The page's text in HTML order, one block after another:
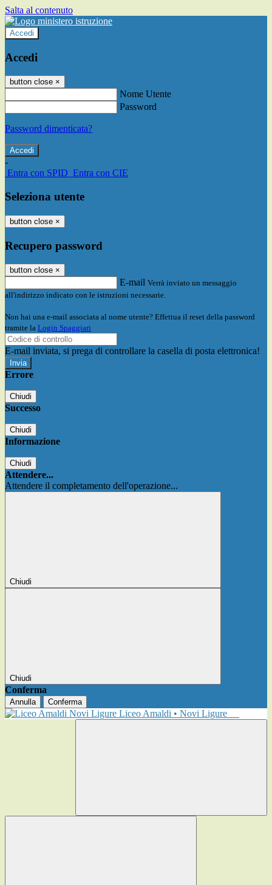
Salta al contenuto
Accedi
Accedi
button close ×
Nome Utente
Password
Password dimenticata?
-
Entra con SPID Entra con CIE
Seleziona utente
button close ×
Recupero password
button close ×
E-mail Verrà inviato un messaggio
all'indirizzo indicato con le istruzioni necessarie.
Non hai una e-mail associata al nome utente? Effettua il reset della password
tramite la Login Spaggiari
E-mail inviata, si prega di controllare la casella di posta elettronica!
Errore
Chiudi
Successo
Chiudi
Informazione
Chiudi
Attendere...
Attendere il completamento dell'operazione...
Chiudi
Chiudi
Conferma
Annulla Conferma
Liceo Amaldi • Novi Ligure